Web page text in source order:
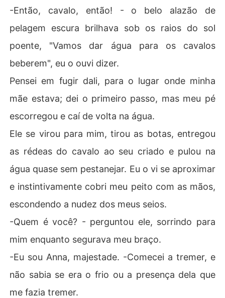
-Então, cavalo, então! - o belo alazão de
pelagem escura brilhava sob os raios do sol
poente, "Vamos dar água para os cavalos
beberem", eu o ouvi dizer.
Pensei em fugir dali, para o lugar onde minha
mãe estava; dei o primeiro passo, mas meu pé
escorregou e caí de volta na água.
Ele se virou para mim, tirou as botas, entregou
as rédeas do cavalo ao seu criado e pulou na
água quase sem pestanejar. Eu o vi se aproximar
e instintivamente cobri meu peito com as mãos,
escondendo a nudez dos meus seios.
-Quem é você? - perguntou ele, sorrindo para
mim enquanto segurava meu braço.
-Eu sou Anna, majestade. -Comecei a tremer, e
não sabia se era o frio ou a presença dela que
me fazia tremer.